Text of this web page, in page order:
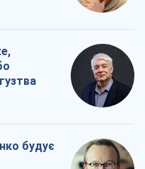
будує